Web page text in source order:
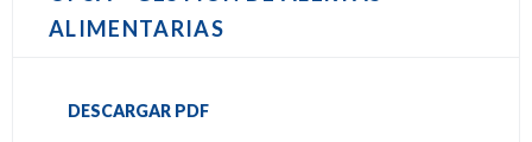
ALIMENTARIAS
DESCARGAR PDF